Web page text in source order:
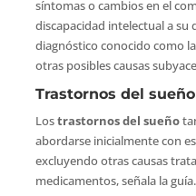
síntomas o cambios en el
discapacidad intelectual a su
diagnóstico conocido como
otras posibles causas
Trastornos del sueño
Lostrastornos del sueño
abordarse inicialmente con
excluyendo otras causas
medicamentos, señala la guía.